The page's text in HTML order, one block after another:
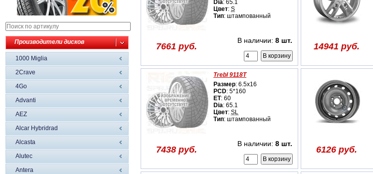
Производители дисков
1000 Miglia
2Crave
4Go
Advanti
AEZ
Alcar Hybridrad
Alcasta
Alutec
Antera
Dia: 65.1
Цвет: S
Тип: штампованный
7661 руб.
В наличии: 8 шт.
14941 руб.
Trebl 9118T
Размер: 6.5x16
PCD: 5*160
ET: 60
Dia: 65.1
Цвет: SL
Тип: штампованный
7438 руб.
В наличии: 8 шт.
6126 руб.